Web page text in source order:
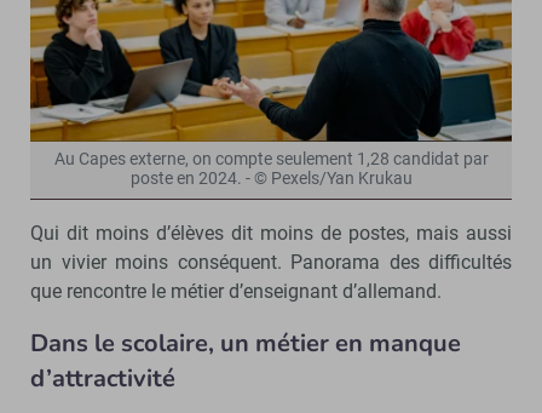
Au Capes externe, on compte seulement 1,28 candidat par
poste en 2024. - © Pexels/Yan Krukau
Qui dit moins d’élèves dit moins de postes, mais aussi
un vivier moins conséquent. Panorama des difficultés
que rencontre le métier d’enseignant d’allemand.
Dans le scolaire, un métier en manque
d’attractivité